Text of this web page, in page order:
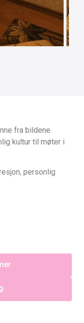
fra bildene
kultur til møter i
personlig